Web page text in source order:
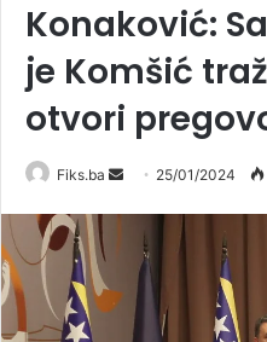
Konaković:
je Komšić
otvori
Fiks.ba
Send
email
25/01/2024